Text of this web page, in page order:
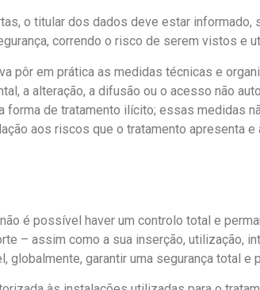
o titular dos dados deve estar
correndo o risco de serem vistos e
pôr em prática as medidas técnicas e
a alteração, a difusão ou o acesso não
forma de tratamento ilícito; essas medidas
aos riscos que o tratamento apresenta e
é possível haver um controlo total e
– assim como a sua inserção, utilização,
garantir uma segurança total e